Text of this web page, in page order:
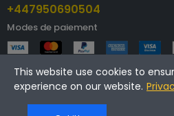
+447950690504
Modes de paiement
Copyright © 2024
This website use cookies to
experience on our website.